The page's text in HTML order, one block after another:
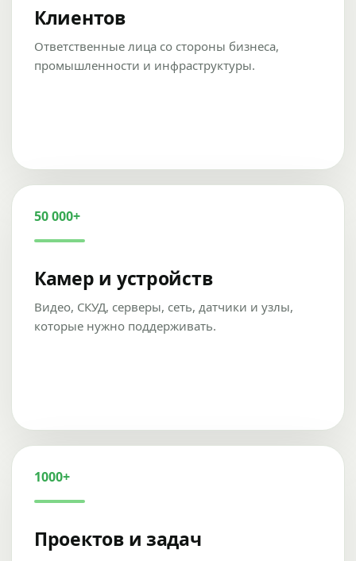
Клиентов
Ответственные лица со стороны бизнеса,
промышленности и инфраструктуры.
50 000+
Камер и устройств
Видео, СКУД, серверы, сеть, датчики и узлы,
которые нужно поддерживать.
1000+
Проектов и задач